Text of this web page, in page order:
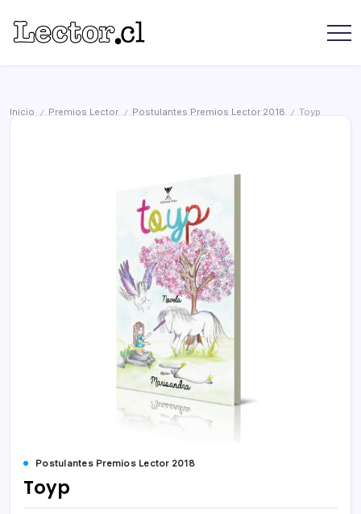
contenido
de
Chilena
Inicio / Premios Lector / Postulantes Premios Lector 2018 / Toyp
Postulantes Premios Lector 2018
Toyp